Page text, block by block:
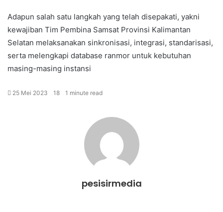
Adapun salah satu langkah yang telah disepakati, yakni
kewajiban Tim Pembina Samsat Provinsi Kalimantan
Selatan melaksanakan sinkronisasi, integrasi, standarisasi,
serta melengkapi database ranmor untuk kebutuhan
masing-masing instansi
25 Mei 2023 18 1 minute read
pesisirmedia